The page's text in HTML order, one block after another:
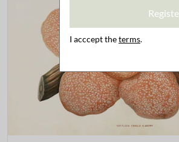
I acccept theterms.